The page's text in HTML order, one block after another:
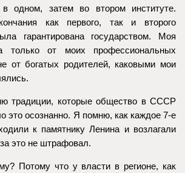
одном, затем во втором институте.
как первого, так и второго
гарантирована государством. Моя
только от моих профессиональных
от богатых родителей, каковыми мои
традиции, которые общество в СССР
это осознанно. Я помню, как каждое 7-е
к памятнику Ленина и возлагали
это не штрафовал.
Потому что у власти в регионе, как